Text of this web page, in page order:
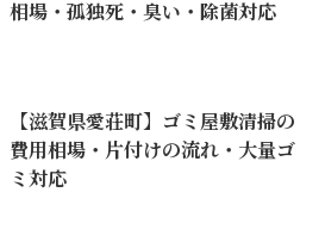
相場・孤独死・臭い・除菌対応
【滋賀県愛荘町】ゴミ屋敷清掃の
費用相場・片付けの流れ・大量ゴ
ミ対応